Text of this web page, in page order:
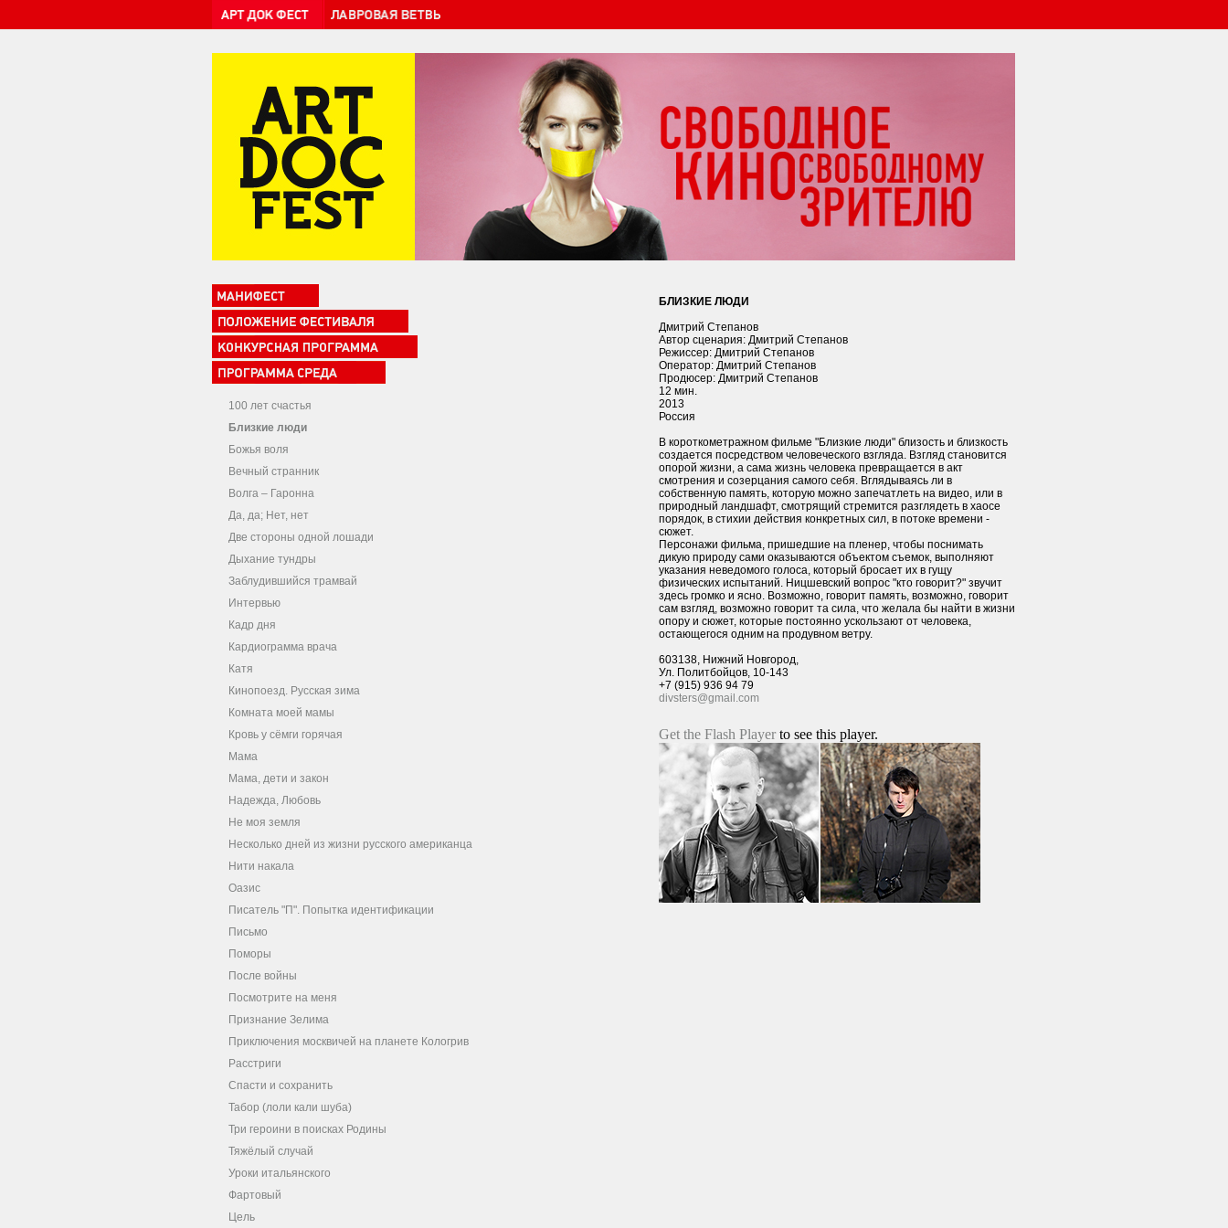
100 лет счастья
Близкие люди
Божья воля
Вечный странник
Волга – Гаронна
Да, да; Нет, нет
Две стороны одной лошади
Дыхание тундры
Заблудившийся трамвай
Интервью
Кадр дня
Кардиограмма врача
Катя
Кинопоезд. Русская зима
Комната моей мамы
Кровь у сёмги горячая
Мама
Мама, дети и закон
Надежда, Любовь
Не моя земля
Несколько дней из жизни русского американца
Нити накала
Оазис
Писатель "П". Попытка идентификации
Письмо
Поморы
После войны
Посмотрите на меня
Признание Зелима
Приключения москвичей на планете Кологрив
Расстриги
Спасти и сохранить
Табор (лоли кали шуба)
Три героини в поисках Родины
Тяжёлый случай
Уроки итальянского
Фартовый
Цель
БЛИЗКИЕ ЛЮДИ
Дмитрий Степанов
Автор сценария: Дмитрий Степанов
Режиссер: Дмитрий Степанов
Оператор: Дмитрий Степанов
Продюсер: Дмитрий Степанов
12 мин.
2013
Россия
В короткометражном фильме "Близкие люди" близость и близкость
создается посредством человеческого взгляда. Взгляд становится
опорой жизни, а сама жизнь человека превращается в акт
смотрения и созерцания самого себя. Вглядываясь ли в
собственную память, которую можно запечатлеть на видео, или в
природный ландшафт, смотрящий стремится разглядеть в хаосе
порядок, в стихии действия конкретных сил, в потоке времени -
сюжет.
Персонажи фильма, пришедшие на пленер, чтобы поснимать
дикую природу сами оказываются объектом съемок, выполняют
указания неведомого голоса, который бросает их в гущу
физических испытаний. Ницшевский вопрос "кто говорит?" звучит
здесь громко и ясно. Возможно, говорит память, возможно, говорит
сам взгляд, возможно говорит та сила, что желала бы найти в жизни
опору и сюжет, которые постоянно ускользают от человека,
остающегося одним на продувном ветру.
603138, Нижний Новгород,
Ул. Политбойцов, 10-143
+7 (915) 936 94 79
divsters@gmail.com
Get the Flash Player to see this player.